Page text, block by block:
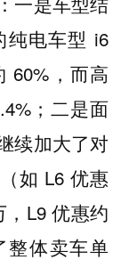
纯电车型 i6
60%，而高
；二是面
续加大了对
如 L6 优惠
L9 优惠约
整体卖车单